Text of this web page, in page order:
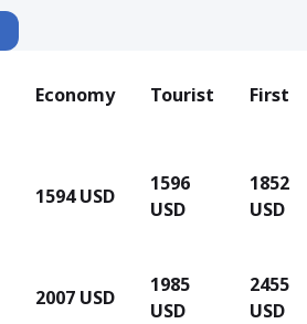
Economy Tourist First
1594 USD
1596
USD
1852
USD
2007 USD
1985
USD
2455
USD